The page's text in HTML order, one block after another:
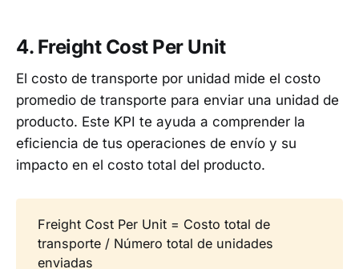
4. Freight Cost Per Unit
El costo de transporte por unidad mide el costo
promedio de transporte para enviar una unidad de
producto. Este KPI te ayuda a comprender la
eficiencia de tus operaciones de envío y su
impacto en el costo total del producto.
Freight Cost Per Unit = Costo total de
transporte / Número total de unidades
enviadas